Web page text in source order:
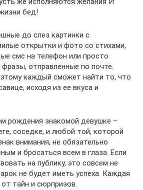
бед!
до слез картинки с
открытки и фото со стихами,
смс на телефон или просто
отправленные по почте.
каждый сможет найти то, что
исходя из ее вкуса и
рождения знакомой девушке –
соседке, и любой той, которой
внимания, не обязательно
и бросаться всем в глаза. Если
на публику, это совсем не
не будет иметь успеха. Каждая
тайн и сюрпризов.